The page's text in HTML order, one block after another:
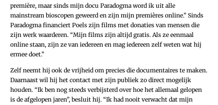
première, maar sinds mijn docu Paradogma word ik uit alle
mainstream bioscopen geweerd en zijn mijn premières online.” Sinds
Paradogma financiert Poels zijn films met donaties van mensen die
zijn werk waarderen. “Mijn films zijn altijd gratis. Als ze eenmaal
online staan, zijn ze van iedereen en mag iedereen zelf weten wat hij
ermee doet.”
Zelf neemt hij ook de vrijheid om precies die documentaires te maken.
Daarnaast wil hij het contact met zijn publiek zo direct mogelijk
houden. “Ik ben nog steeds verbijsterd over hoe het allemaal gelopen
is de afgelopen jaren”, besluit hij. “Ik had nooit verwacht dat mijn